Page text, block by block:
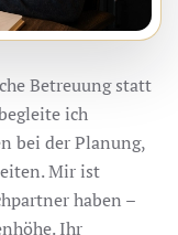
Betreuung statt
ich
bei der Planung,
Mir ist
haben –
Ihr